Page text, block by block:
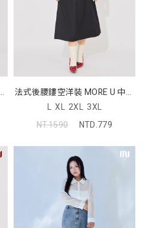
法式後腰鏤空洋裝 MORE U 中大
尺碼洋裝
L XL 2XL 3XL
NT.1590
NTD.779